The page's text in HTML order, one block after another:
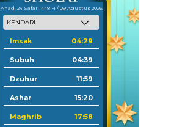
Ahad, 24 Safar 1448 H / 09 Agustus 2026
Imsak 04:29
Subuh 04:39
Dzuhur 11:59
Ashar 15:20
Maghrib 17:58